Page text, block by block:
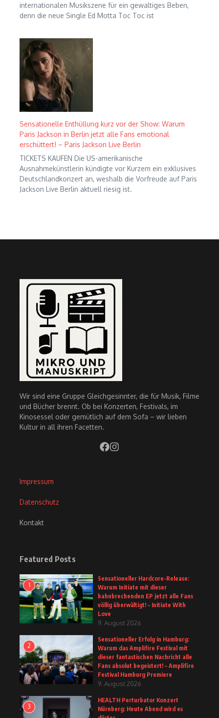
internationalen Musikszene für ein gewaltiges Beben,
denn die neue Single Ed Motta Toc Toc ist
Sensationelle Enthüllung kurz vor der Show: Warum
Paris Jackson in Berlin jetzt alle Fans emotional
erschüttert! – Paris Jackson Live Berlin
TICKETS KAUFEN Die US-amerikanische
Ausnahmekünstlerin kündigte vor Kurzem ein exklusives
Deutschlandkonzert an, weshalb die Vorfreude auf Paris
Jackson Live Berlin aktuell riesig ist.
Wir sind eine Gruppe Gleichgesinnter, die für Musik, Filme
und Bücher brennt. Ob bei Konzerten, Festivals, im
Kinosessel oder gemütlich auf dem Sofa – wir lieben
Kultur in all ihren Facetten.
Impressum
Datenschutz
Kontakt
Featured Posts
1
Sensationeller Hardcore-Release:
Warum Initiate mit dieser
bahnbrechenden EP jetzt alle Fans
völlig überwältigt! – Initiate With
Love
9. August 2026
2
Sensationeller Erfolg in Hamburg:
Warum das Amplifire Festival mit
dieser fantastischen Nachricht alle
Fans absolut begeistert! – Amplifire
Festival Hamburg Premiere
9. August 2026
3
HEALTH Perturbator Konzert
Nürnberg: Heute Abend wird es